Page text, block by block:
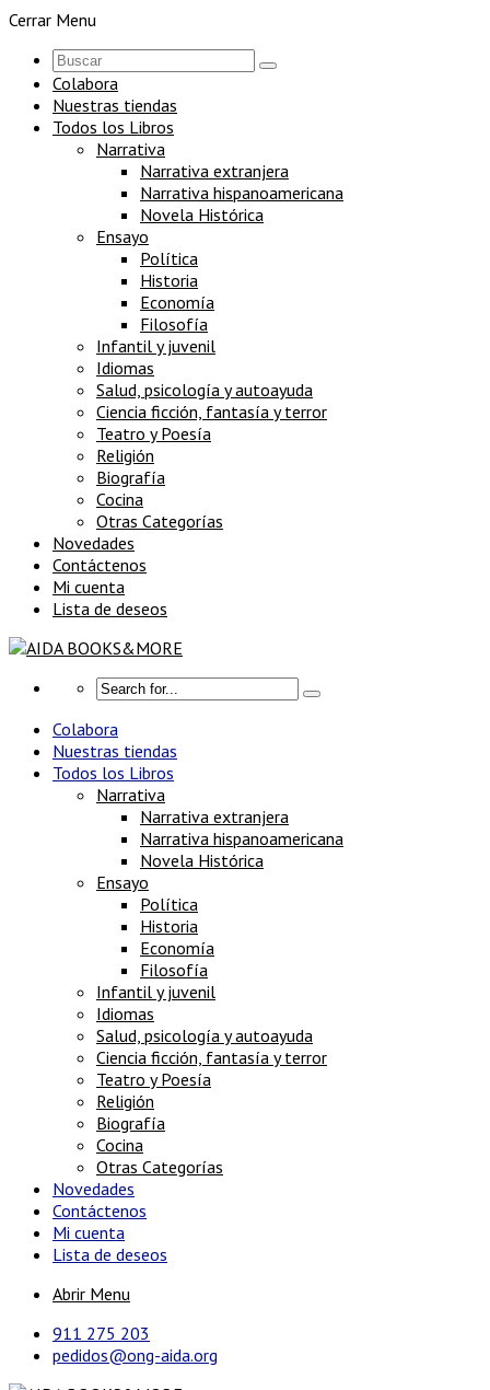
Cerrar Menu
Colabora
Nuestras tiendas
Todos los Libros
Narrativa
Narrativa extranjera
Narrativa hispanoamericana
Novela Histórica
Ensayo
Política
Historia
Economía
Filosofía
Infantil y juvenil
Idiomas
Salud, psicología y autoayuda
Ciencia ficción, fantasía y terror
Teatro y Poesía
Religión
Biografía
Cocina
Otras Categorías
Novedades
Contáctenos
Mi cuenta
Lista de deseos
Colabora
Nuestras tiendas
Todos los Libros
Narrativa
Narrativa extranjera
Narrativa hispanoamericana
Novela Histórica
Ensayo
Política
Historia
Economía
Filosofía
Infantil y juvenil
Idiomas
Salud, psicología y autoayuda
Ciencia ficción, fantasía y terror
Teatro y Poesía
Religión
Biografía
Cocina
Otras Categorías
Novedades
Contáctenos
Mi cuenta
Lista de deseos
Abrir Menu
911 275 203
pedidos@ong-aida.org